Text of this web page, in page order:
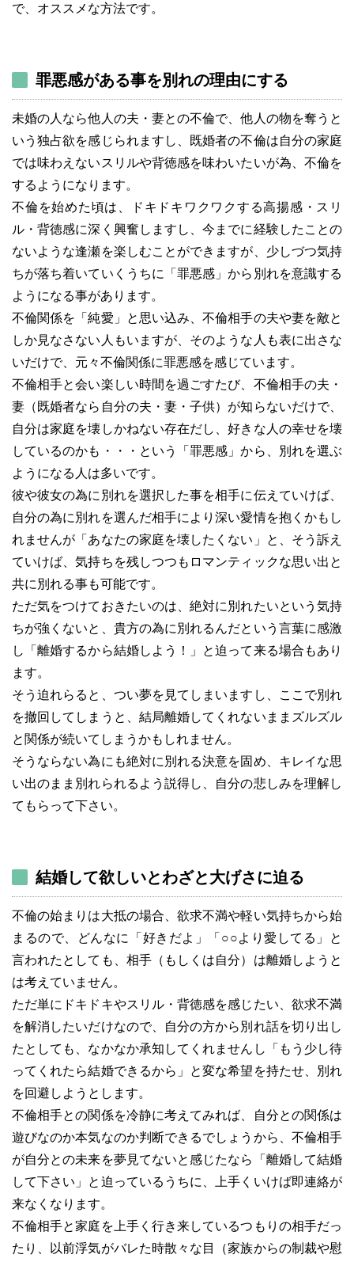
で、オススメな方法です。
罪悪感がある事を別れの理由にする
未婚の人なら他人の夫・妻との不倫で、他人の物を奪うと
いう独占欲を感じられますし、既婚者の不倫は自分の家庭
では味わえないスリルや背徳感を味わいたいが為、不倫を
するようになります。
不倫を始めた頃は、ドキドキワクワクする高揚感・スリ
ル・背徳感に深く興奮しますし、今までに経験したことの
ないような逢瀬を楽しむことができますが、少しづつ気持
ちが落ち着いていくうちに「罪悪感」から別れを意識する
ようになる事があります。
不倫関係を「純愛」と思い込み、不倫相手の夫や妻を敵と
しか見なさない人もいますが、そのような人も表に出さな
いだけで、元々不倫関係に罪悪感を感じています。
不倫相手と会い楽しい時間を過ごすたび、不倫相手の夫・
妻（既婚者なら自分の夫・妻・子供）が知らないだけで、
自分は家庭を壊しかねない存在だし、好きな人の幸せを壊
しているのかも・・・という「罪悪感」から、別れを選ぶ
ようになる人は多いです。
彼や彼女の為に別れを選択した事を相手に伝えていけば、
自分の為に別れを選んだ相手により深い愛情を抱くかもし
れませんが「あなたの家庭を壊したくない」と、そう訴え
ていけば、気持ちを残しつつもロマンティックな思い出と
共に別れる事も可能です。
ただ気をつけておきたいのは、絶対に別れたいという気持
ちが強くないと、貴方の為に別れるんだという言葉に感激
し「離婚するから結婚しよう！」と迫って来る場合もあり
ます。
そう迫れらると、つい夢を見てしまいますし、ここで別れ
を撤回してしまうと、結局離婚してくれないままズルズル
と関係が続いてしまうかもしれません。
そうならない為にも絶対に別れる決意を固め、キレイな思
い出のまま別れられるよう説得し、自分の悲しみを理解し
てもらって下さい。
結婚して欲しいとわざと大げさに迫る
不倫の始まりは大抵の場合、欲求不満や軽い気持ちから始
まるので、どんなに「好きだよ」「○○より愛してる」と
言われたとしても、相手（もしくは自分）は離婚しようと
は考えていません。
ただ単にドキドキやスリル・背徳感を感じたい、欲求不満
を解消したいだけなので、自分の方から別れ話を切り出し
たとしても、なかなか承知してくれませんし「もう少し待
ってくれたら結婚できるから」と変な希望を持たせ、別れ
を回避しようとします。
不倫相手との関係を冷静に考えてみれば、自分との関係は
遊びなのか本気なのか判断できるでしょうから、不倫相手
が自分との未来を夢見てないと感じたなら「離婚して結婚
して下さい」と迫っているうちに、上手くいけば即連絡が
来なくなります。
不倫相手と家庭を上手く行き来しているつもりの相手だっ
たり、以前浮気がバレた時散々な目（家族からの制裁や慰